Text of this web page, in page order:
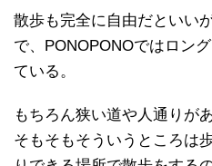
散歩も完全に自由だといい
で、PONOPONOではロン
ている。
もちろん狭い道や人通りが
そもそもそういうところは